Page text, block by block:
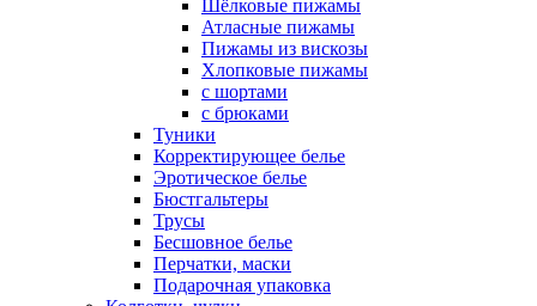
Шёлковые пижамы
Атласные пижамы
Пижамы из вискозы
Хлопковые пижамы
с шортами
с брюками
Туники
Корректирующее белье
Эротическое белье
Бюстгальтеры
Трусы
Бесшовное белье
Перчатки, маски
Подарочная упаковка